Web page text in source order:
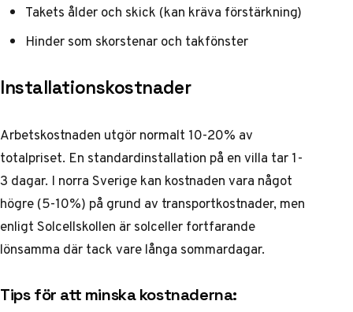
Takets ålder och skick (kan kräva förstärkning)
Hinder som skorstenar och takfönster
Installationskostnader
Arbetskostnaden utgör normalt 10-20% av
totalpriset. En standardinstallation på en villa tar 1-
3 dagar. I norra Sverige kan kostnaden vara något
högre (5-10%) på grund av transportkostnader, men
enligtSolcellskollen är solceller fortfarande
lönsamma där tack vare långa sommardagar.
Tips för att minska kostnaderna: